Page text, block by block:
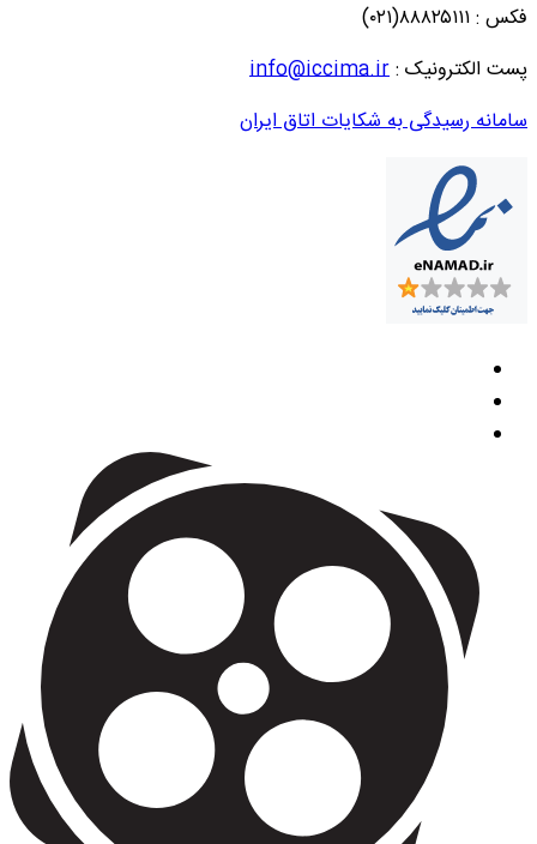
فکس : ۸۸۸۲۵۱۱۱(۰۲۱)
پست الکترونیک :info@iccima.ir
سامانه رسیدگی به شکایات اتاق ایران